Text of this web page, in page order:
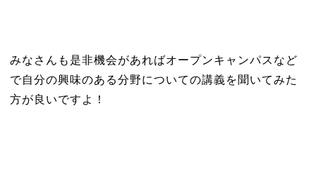
みなさんも是非機会があればオープンキャンパスなど
で自分の興味のある分野についての講義を聞いてみた
方が良いですよ！